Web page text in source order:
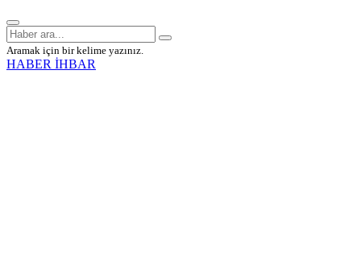
Aramak için bir kelime yazınız.
HABER İHBAR